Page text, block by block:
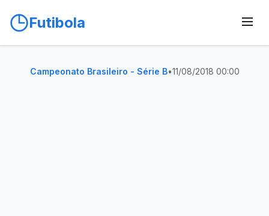
Futibola
Campeonato Brasileiro - Série B•11/08/2018 00:00